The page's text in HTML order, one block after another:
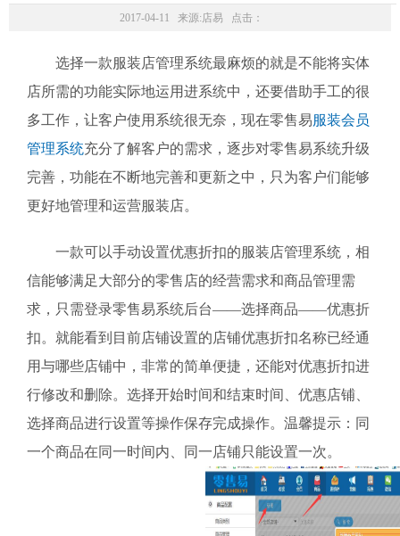
2017-04-11 来源:店易 点击：
选择一款服装店管理系统最麻烦的就是不能将实体
店所需的功能实际地运用进系统中，还要借助手工的很
多工作，让客户使用系统很无奈，现在零售易服装会员
管理系统充分了解客户的需求，逐步对零售易系统升级
完善，功能在不断地完善和更新之中，只为客户们能够
更好地管理和运营服装店。
一款可以手动设置优惠折扣的服装店管理系统，相
信能够满足大部分的零售店的经营需求和商品管理需
求，只需登录零售易系统后台——选择商品——优惠折
扣。就能看到目前店铺设置的店铺优惠折扣名称已经通
用与哪些店铺中，非常的简单便捷，还能对优惠折扣进
行修改和删除。选择开始时间和结束时间、优惠店铺、
选择商品进行设置等操作保存完成操作。温馨提示：同
一个商品在同一时间内、同一店铺只能设置一次。